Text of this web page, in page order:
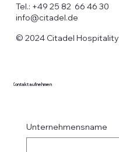
Tel.: +49 25 82 66 46 30
info@citadel.de
© 2024 Citadel Hospitality
Kontakt aufnehmen
Unternehmensname